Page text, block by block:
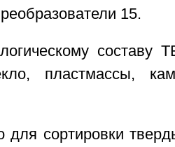
15.
составу
пластмассы,
для сортировки